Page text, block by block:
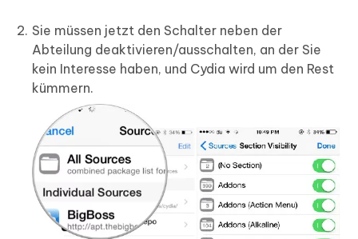
Sie müssen jetzt den Schalter neben der
Abteilung deaktivieren/ausschalten, an der Sie
kein Interesse haben, und Cydia wird um den Rest
kümmern.